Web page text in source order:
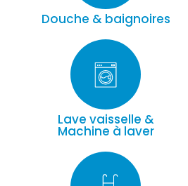
Douche & baignoires
Lave vaisselle &
Machine à laver